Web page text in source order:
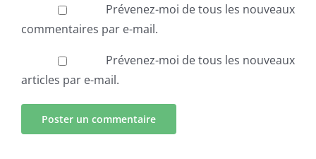
Prévenez-moi de tous les nouveaux
commentaires par e-mail.
Prévenez-moi de tous les nouveaux
articles par e-mail.